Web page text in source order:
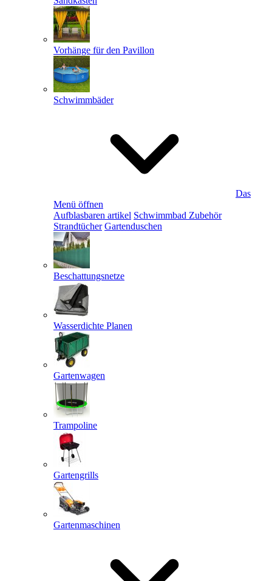
Vorhänge für den Pavillon
Schwimmbäder
Das
Menü öffnen
Aufblasbaren artikel Schwimmbad Zubehör
Strandtücher Gartenduschen
Beschattungsnetze
Wasserdichte Planen
Gartenwagen
Trampoline
Gartengrills
Gartenmaschinen